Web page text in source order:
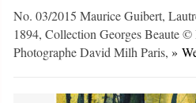
No. 03/2015 Maurice Guibert,
1894, Collection Georges Beaute ©
Photographe David Milh Paris,»